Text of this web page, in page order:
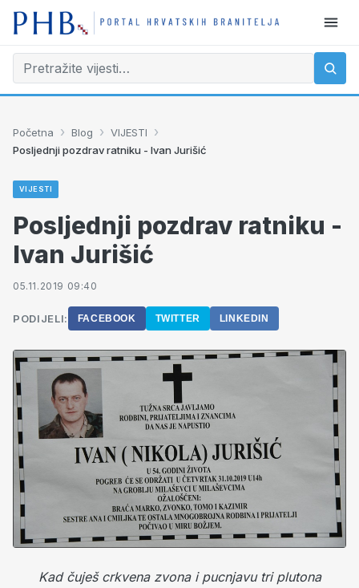
Početna › Blog › VIJESTI ›
Posljednji pozdrav ratniku - Ivan Jurišić
VIJESTI
Posljednji pozdrav ratniku -
Ivan Jurišić
05.11.2019 09:40
PODIJELI: FACEBOOK TWITTER LINKEDIN
Kad čuješ crkvena zvona i pucnjavu tri plutona